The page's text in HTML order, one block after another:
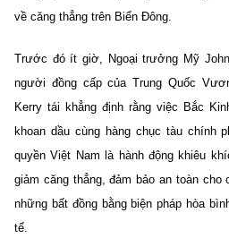
về căng thẳng trên Biển Đông.
Trước đó ít giờ, Ngoại trưởng Mỹ
người đồng cấp của Trung Quốc
Kerry tái khẳng định rằng việc Bắc
khoan dầu cùng hàng chục tàu chính
quyền Việt Nam là hành động khiêu
giảm căng thẳng, đảm bảo an toàn
những bất đồng bằng biện pháp hòa
tế.